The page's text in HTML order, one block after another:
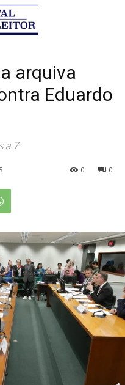
representação contra
arquiva
Eduardo
a 7
0
0